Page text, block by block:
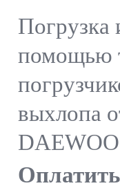
Погрузка
помощью
выхлопа